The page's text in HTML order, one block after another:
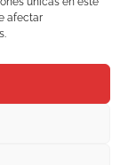
afectar